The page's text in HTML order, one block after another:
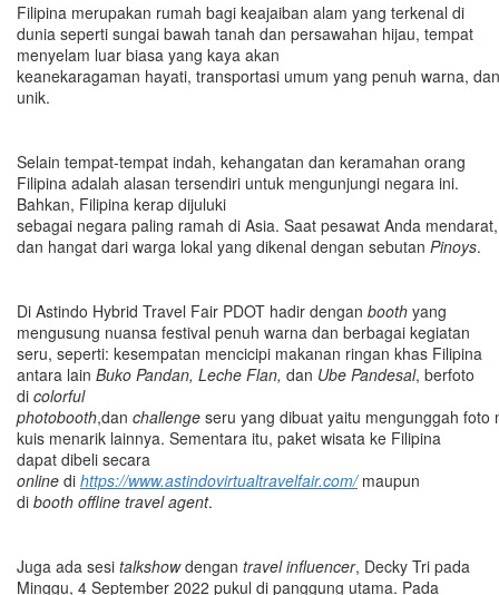
Filipina merupakan rumah bagi keajaiban alam yang terkenal di
dunia seperti sungai bawah tanah dan persawahan hijau, tempat
menyelam luar biasa yang kaya akan
keanekaragaman hayati, transportasi umum yang penuh warna,
unik.
Selain tempat-tempat indah, kehangatan dan keramahan orang
Filipina adalah alasan tersendiri untuk mengunjungi negara ini.
Bahkan, Filipina kerap dijuluki
sebagai negara paling ramah di Asia. Saat pesawat Anda
dan hangat dari warga lokal yang dikenal dengan sebutan Pinoys.
Di Astindo Hybrid Travel Fair PDOT hadir dengan booth yang
mengusung nuansa festival penuh warna dan berbagai kegiatan
seru, seperti: kesempatan mencicipi makanan ringan khas Filipina
antara lain Buko Pandan, Leche Flan, dan Ube Pandesal, berfoto
di colorful
photobooth,dan challenge seru yang dibuat yaitu mengunggah foto
kuis menarik lainnya. Sementara itu, paket wisata ke Filipina
dapat dibeli secara
online di https://www.astindovirtualtravelfair.com/ maupun
di booth offline travel agent.
Juga ada sesi talkshowdengan travel influencer, Decky Tri pada
Minggu, 4 September 2022 pukul di panggung utama. Pada